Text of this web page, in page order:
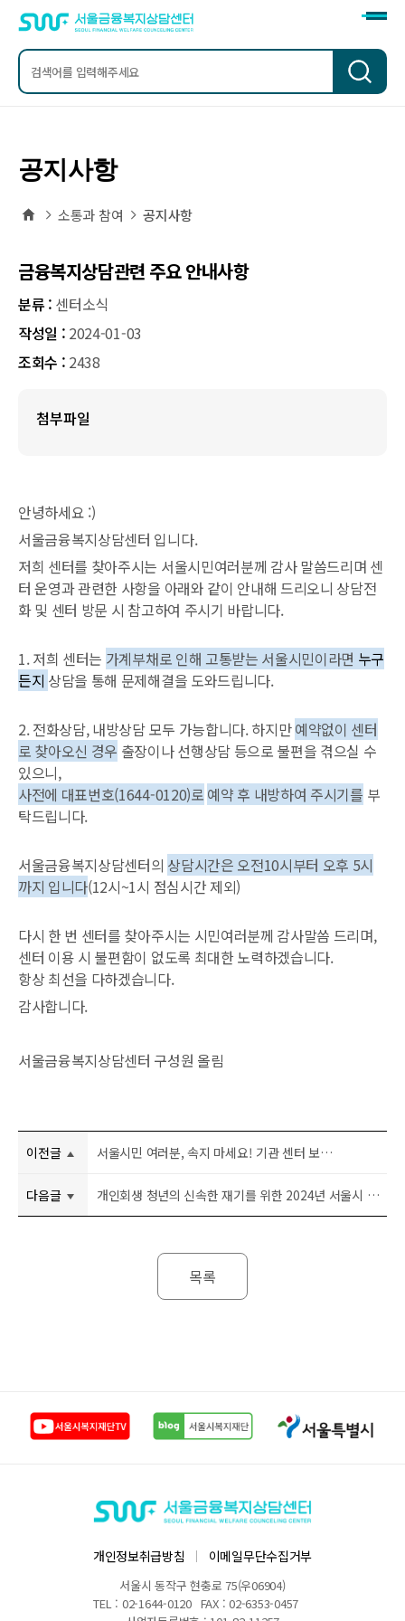
검
색
공지사항
홈 소통과 참여 공지사항
금융복지상담관련 주요 안내사항
분류 : 센터소식
작성일 : 2024-01-03
조회수 : 2438
첨부파일
안녕하세요 :)
서울금융복지상담센터 입니다.
저희 센터를 찾아주시는 서울시민여러분께 감사 말씀드리며 센
터 운영과 관련한 사항을 아래와 같이 안내해 드리오니 상담전
화 및 센터 방문 시 참고하여 주시기 바랍니다.
1. 저희 센터는 가계부채로 인해 고통받는 서울시민이라면 누구
든지 상담을 통해 문제해결을 도와드립니다.
2. 전화상담, 내방상담 모두 가능합니다. 하지만예약없이 센터
로 찾아오신 경우 출장이나 선행상담 등으로 불편을 겪으실 수
있으니,
사전에 대표번호(1644-0120)로 예약 후 내방하여 주시기를 부
탁드립니다.
서울금융복지상담센터의 상담시간은 오전10시부터 오후 5시
까지 입니다(12시~1시 점심시간 제외)
다시 한 번 센터를 찾아주시는 시민여러분께 감사말씀 드리며,
센터 이용 시 불편함이 없도록 최대한 노력하겠습니다.
항상 최선을 다하겠습니다.
감사합니다.
서울금융복지상담센터 구성원 올림
이전글 서울시민 여러분, 속지 마세요! 기관 센터 보이스피싱 등 주의
다음글 개인회생 청년의 신속한 재기를 위한 2024년 서울시 청년 자립토대지원사업 참가자 모집 안내
목록
개인정보취급방침 이메일무단수집거부
서울시 동작구 현충로 75(우06904)
TEL : 02-1644-0120 FAX : 02-6353-0457